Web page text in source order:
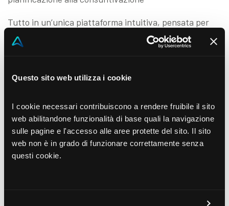
Questo sito web utilizza i cookie
I cookie necessari contribuiscono a rendere fruibile il sito
web abilitandone funzionalità di base quali la navigazione
sulle pagine e l'accesso alle aree protette del sito. Il sito
web non è in grado di funzionare correttamente senza
questi cookie.
Tutto in un’unica piattaforma intuitiva, pensata per
Project Manager, CFO e responsabili operations che
Pedrocchi di Padova, storica location e punto
d’incontro tra innovazione e cultura. Un’occasione
concreta per scoprire come Tarko può aiutare la tua
azienda a gestire meglio le commesse e aumentare la